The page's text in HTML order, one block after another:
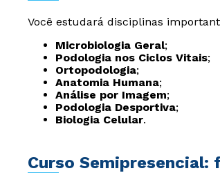
Você estudará disciplinas
Microbiologia Geral;
Podologia nos Ciclos Vitais;
Ortopodologia;
Anatomia Humana;
Análise por Imagem;
Podologia Desportiva;
Biologia Celular.
Curso